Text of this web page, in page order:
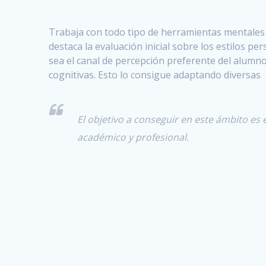
Trabaja con todo tipo de herramientas
destaca la evaluación inicial sobre los estilos
sea el canal de percepción preferente del
cognitivas. Esto lo consigue adaptando
El objetivo a conseguir en este ámbito
académico y profesional.